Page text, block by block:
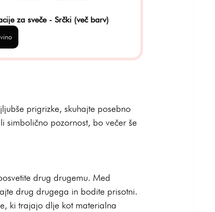
za sveče - Srčki (več barv)
prigrizke, skuhajte posebno
pozornost, bo večer še
drug drugemu. Med
drug drugega in bodite prisotni.
ki trajajo dlje kot materialna